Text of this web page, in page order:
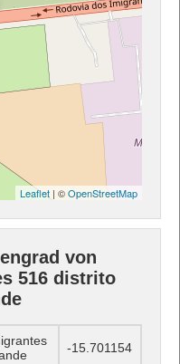
Leaflet | ©OpenStreetMap
von
516 distrito
-15.701154